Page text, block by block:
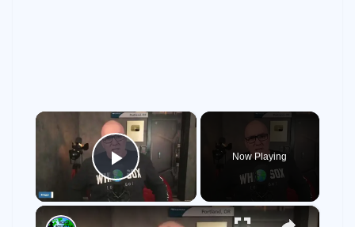
×
Play Video
Now Playing
×